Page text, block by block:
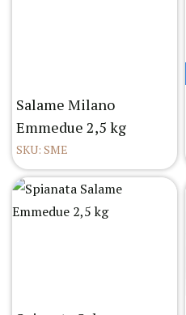
Salame Milano
Emmedue 2,5 kg
SKU: SME